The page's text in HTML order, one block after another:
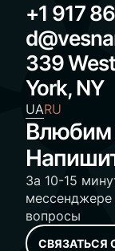
+1 917
339
York, NY
UARU
Влюбим
За 10-15
мессенджере
вопросы
СВЯЗАТЬСЯ